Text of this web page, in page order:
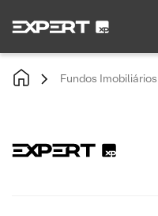
Fundos Imobiliários